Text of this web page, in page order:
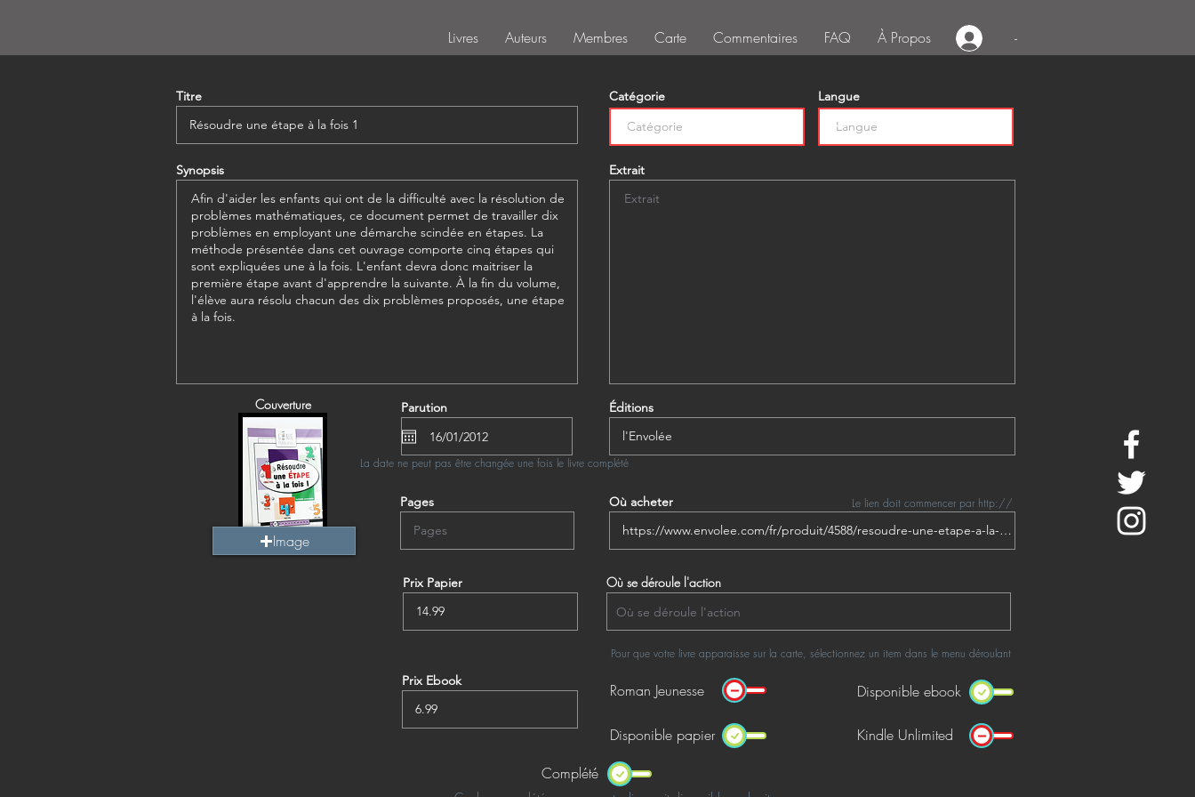
Livres Auteurs Membres Carte Commentaires FAQ À Propos -
Titre Catégorie Langue
Synopsis Extrait
Éditions
Pages
Parution
La date ne peut pas être changée une fois le livre complété
Couverture
Image
Le lien doit commencer par http://
Où acheter
Prix Papier Où se déroule l'action
Pour que votre livre apparaisse sur la carte, sélectionnez un item dans le menu déroulant
Prix Ebook Roman Jeunesse
Disponible papier
Disponible ebook
Kindle Unlimited
Complété